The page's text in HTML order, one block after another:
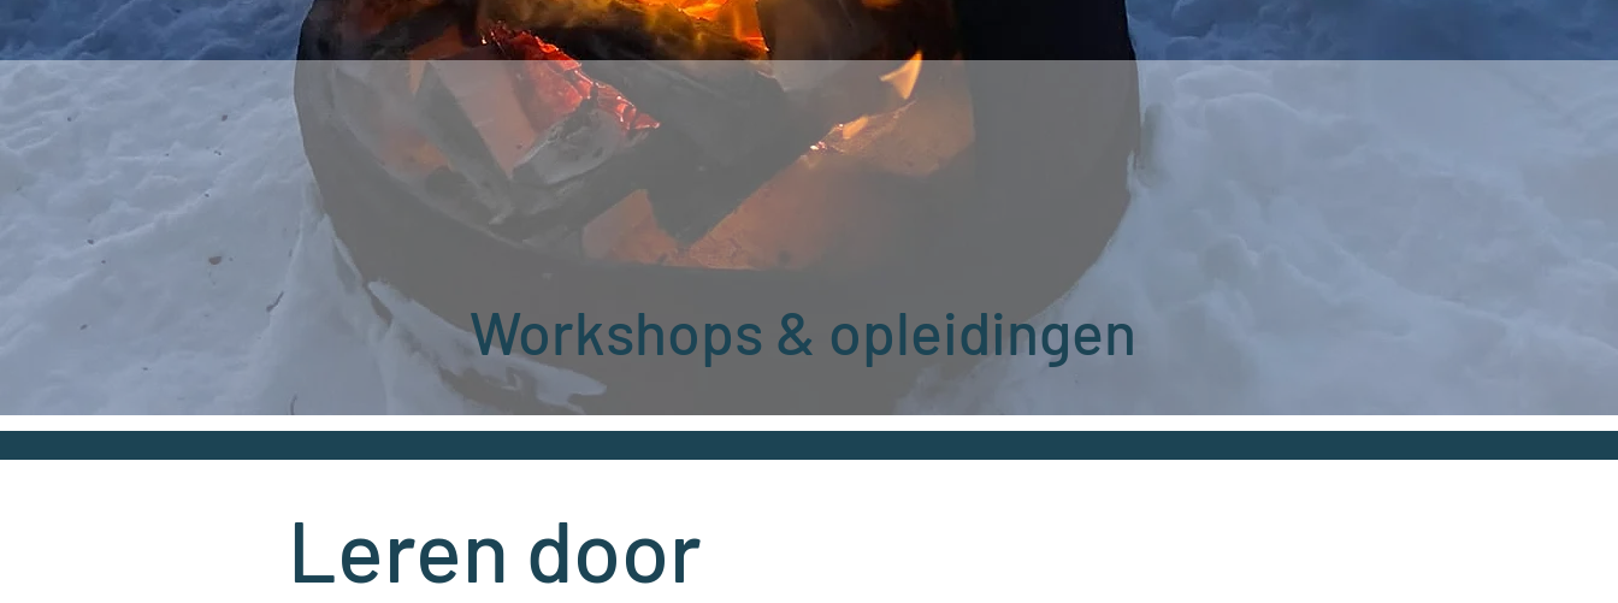
Workshops & opleidingen
Leren door